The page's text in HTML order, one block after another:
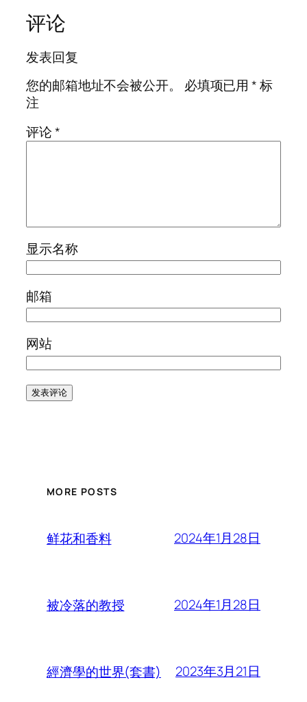
评论
发表回复
您的邮箱地址不会被公开。
必填项已用*标
注
评论*
显示名称
邮箱
网站
MORE POSTS
鲜花和香料 2024年1月28日
被冷落的教授 2024年1月28日
經濟學的世界(套書) 2023年3月21日